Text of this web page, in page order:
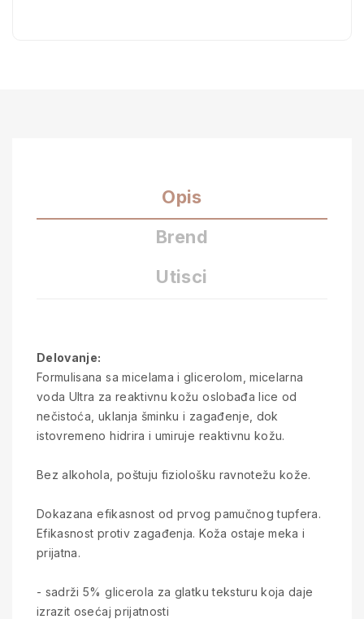
Opis
Brend
Utisci
Delovanje:
Formulisana sa micelama i glicerolom, micelarna
voda Ultra za reaktivnu kožu oslobađa lice od
nečistoća, uklanja šminku i zagađenje, dok
istovremeno hidrira i umiruje reaktivnu kožu.
Bez alkohola, poštuju fiziološku ravnotežu kože.
Dokazana efikasnost od prvog pamučnog tupfera.
Efikasnost protiv zagađenja. Koža ostaje meka i
prijatna.
- sadrži 5% glicerola za glatku teksturu koja daje
izrazit osećaj prijatnosti